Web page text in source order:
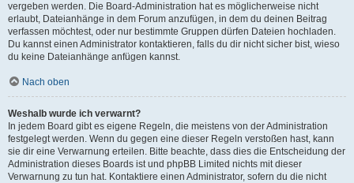
vergeben werden. Die Board-Administration hat es möglicherweise nicht
erlaubt, Dateianhänge in dem Forum anzufügen, in dem du deinen Beitrag
verfassen möchtest, oder nur bestimmte Gruppen dürfen Dateien hochladen.
Du kannst einen Administrator kontaktieren, falls du dir nicht sicher bist, wieso
du keine Dateianhänge anfügen kannst.
Nach oben
Weshalb wurde ich verwarnt?
In jedem Board gibt es eigene Regeln, die meistens von der Administration
festgelegt werden. Wenn du gegen eine dieser Regeln verstoßen hast, kann
sie dir eine Verwarnung erteilen. Bitte beachte, dass dies die Entscheidung der
Administration dieses Boards ist und phpBB Limited nichts mit dieser
Verwarnung zu tun hat. Kontaktiere einen Administrator, sofern du die nicht